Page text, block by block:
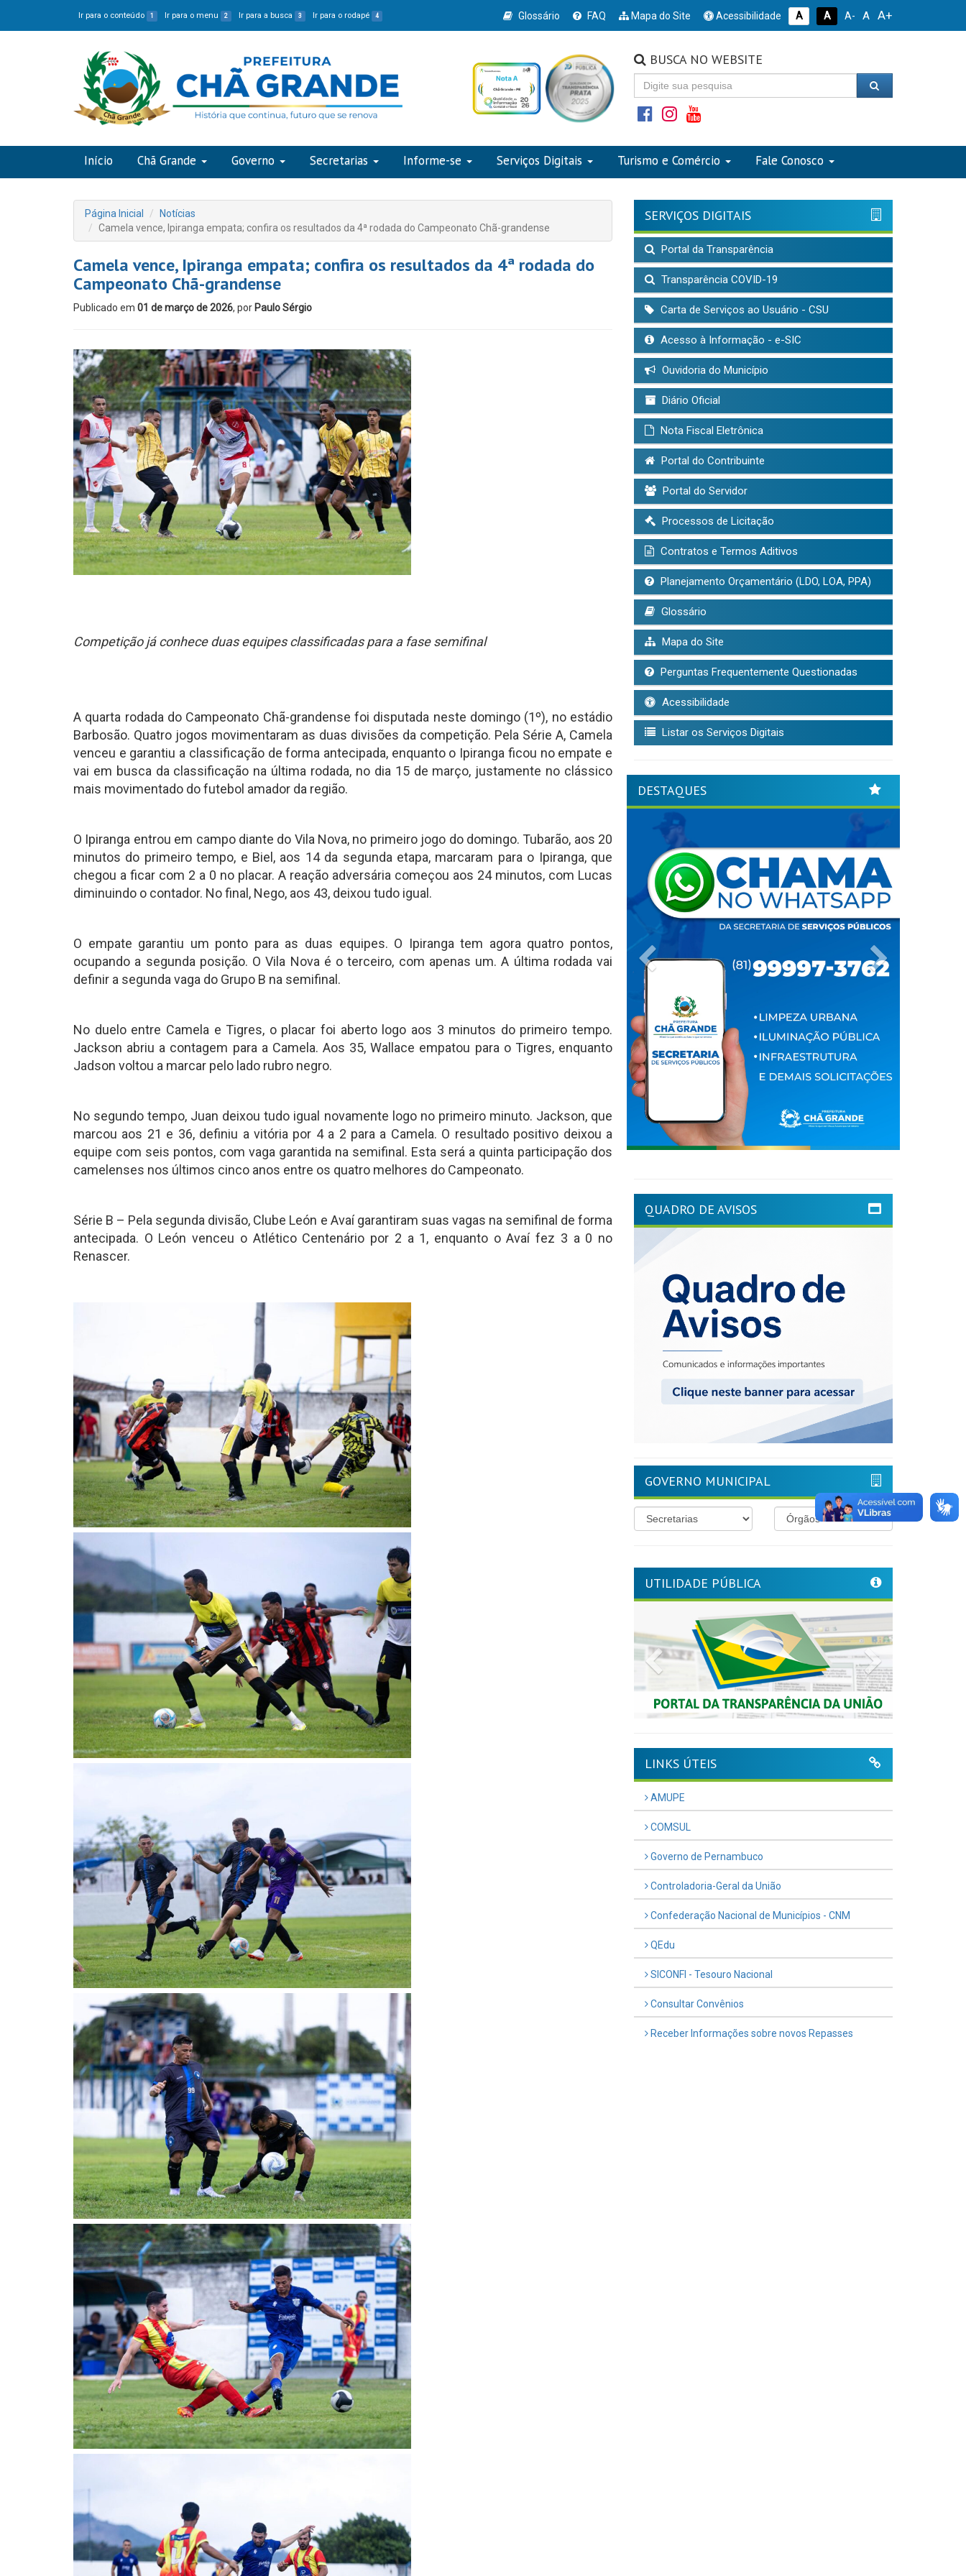
Ir para o conteúdo 1 Ir para o menu 2 Ir para a busca 3 Ir para o rodapé 4 Glossário FAQ Mapa do Site Acessibilidade A A A- A A+
BUSCA NO WEBSITE
Início Chã Grande Governo Secretarias Informe-se Serviços Digitais Turismo e Comércio Fale Conosco
Página Inicial
Notícias
Camela vence, Ipiranga empata; confira os resultados da 4ª rodada do Campeonato Chã-grandense
Camela vence, Ipiranga empata; confira os resultados da 4ª rodada do
Campeonato Chã-grandense
Publicado em 01 de março de 2026, por Paulo Sérgio
Competição já conhece duas equipes classificadas para a fase semifinal
A quarta rodada do Campeonato Chã-grandense foi disputada neste domingo (1º), no estádio
Barbosão. Quatro jogos movimentaram as duas divisões da competição. Pela Série A, Camela
venceu e garantiu a classificação de forma antecipada, enquanto o Ipiranga ficou no empate e
vai em busca da classificação na última rodada, no dia 15 de março, justamente no clássico
mais movimentado do futebol amador da região.
O Ipiranga entrou em campo diante do Vila Nova, no primeiro jogo do domingo. Tubarão, aos 20
minutos do primeiro tempo, e Biel, aos 14 da segunda etapa, marcaram para o Ipiranga, que
chegou a ficar com 2 a 0 no placar. A reação adversária começou aos 24 minutos, com Lucas
diminuindo o contador. No final, Nego, aos 43, deixou tudo igual.
O empate garantiu um ponto para as duas equipes. O Ipiranga tem agora quatro pontos,
ocupando a segunda posição. O Vila Nova é o terceiro, com apenas um. A última rodada vai
definir a segunda vaga do Grupo B na semifinal.
No duelo entre Camela e Tigres, o placar foi aberto logo aos 3 minutos do primeiro tempo.
Jackson abriu a contagem para a Camela. Aos 35, Wallace empatou para o Tigres, enquanto
Jadson voltou a marcar pelo lado rubro negro.
No segundo tempo, Juan deixou tudo igual novamente logo no primeiro minuto. Jackson, que
marcou aos 21 e 36, definiu a vitória por 4 a 2 para a Camela. O resultado positivo deixou a
equipe com seis pontos, com vaga garantida na semifinal. Esta será a quinta participação dos
camelenses nos últimos cinco anos entre os quatro melhores do Campeonato.
Série B – Pela segunda divisão, Clube León e Avaí garantiram suas vagas na semifinal de forma
antecipada. O León venceu o Atlético Centenário por 2 a 1, enquanto o Avaí fez 3 a 0 no
Renascer.
SERVIÇOS DIGITAIS
Portal da Transparência
Transparência COVID-19
Carta de Serviços ao Usuário - CSU
Acesso à Informação - e-SIC
Ouvidoria do Município
Diário Oficial
Nota Fiscal Eletrônica
Portal do Contribuinte
Portal do Servidor
Processos de Licitação
Contratos e Termos Aditivos
Planejamento Orçamentário (LDO, LOA, PPA)
Glossário
Mapa do Site
Perguntas Frequentemente Questionadas
Acessibilidade
Listar os Serviços Digitais
DESTAQUES
Previous
QUADRO DE AVISOS
GOVERNO MUNICIPAL
UTILIDADE PÚBLICA
Previous
LINKS ÚTEIS
AMUPE
COMSUL
Governo de Pernambuco
Controladoria-Geral da União
Confederação Nacional de Municípios - CNM
QEdu
SICONFI - Tesouro Nacional
Consultar Convênios
Receber Informações sobre novos Repasses